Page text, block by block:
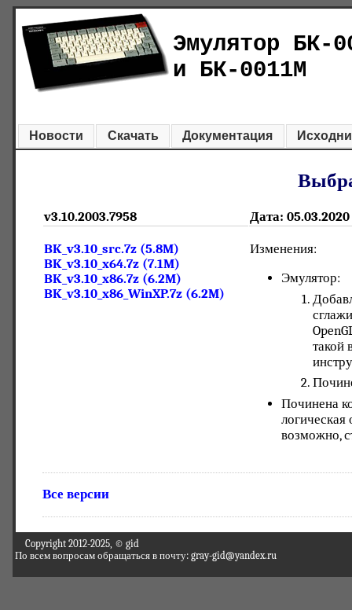
Эмулятор БК-
и БК-0011М
Новости Скачать Документация
v3.10.2003.7958 Дата:
BK_v3.10_src.7z (5.8M)
BK_v3.10_x64.7z (7.1M)
BK_v3.10_x86.7z (6.2M)
BK_v3.10_x86_WinXP.7z (6.2M)
Изменения:
Эмулятор:
такой
Починена
логическая
возможно,
Все версии
Copyright 2012-2025, © gid
По всем вопросам обращаться в почту: gray-gid@yandex.ru